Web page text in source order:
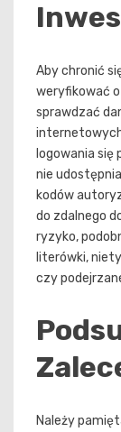
Aby chronić
weryfikować
sprawdzać
logowania się
nie
kodów
do zdalnego
ryzyko,
literówki,
czy
Należy